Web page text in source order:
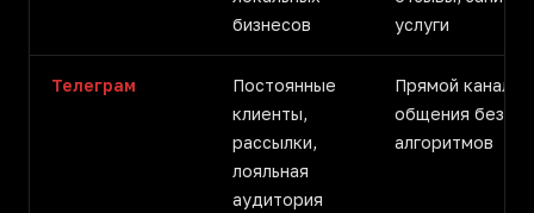
бизнесов
услуги
Телеграм
Постоянные
клиенты,
рассылки,
лояльная
аудитория
Прямой канал
общения без
алгоритмов